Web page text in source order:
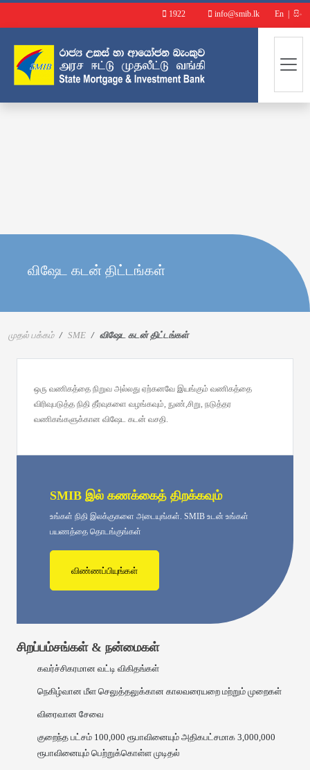
1922 info@smib.lk En සිං
விஷேட கடன் திட்டங்கள்
முதல் பக்கம் SME விஷேட கடன் திட்டங்கள்
ஒரு வணிகத்தை நிறுவ அல்லது ஏற்கனவே இயங்கும் வணிகத்தை
விரிவுபடுத்த நிதி தீர்வுகளை வழங்கவும், நுண்,சிறு, நடுத்தர
வணிகங்களுக்கான விஷேட கடன் வசதி.
SMIB இல் கணக்கைத் திறக்கவும்
உங்கள் நிதி இலக்குகளை அடையுங்கள். SMIB உடன் உங்கள்
பயணத்தை தொடங்குங்கள்
விண்ணப்பியுங்கள்
சிறப்பம்சங்கள் & நன்மைகள்
கவர்ச்சிகரமான வட்டி விகிதங்கள்
நெகிழ்வான மீள செலுத்தலுக்கான காலவரையறை மற்றும் முறைகள்
விரைவான சேவை
குறைந்த பட்சம் 100,000 ரூபாவினையும் அதிகபட்சமாக 3,000,000
ரூபாவினையும் பெற்றுக்கொள்ள முடிதல்